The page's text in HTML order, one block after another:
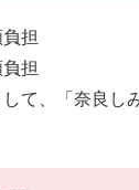
担
担
て、「奈良し